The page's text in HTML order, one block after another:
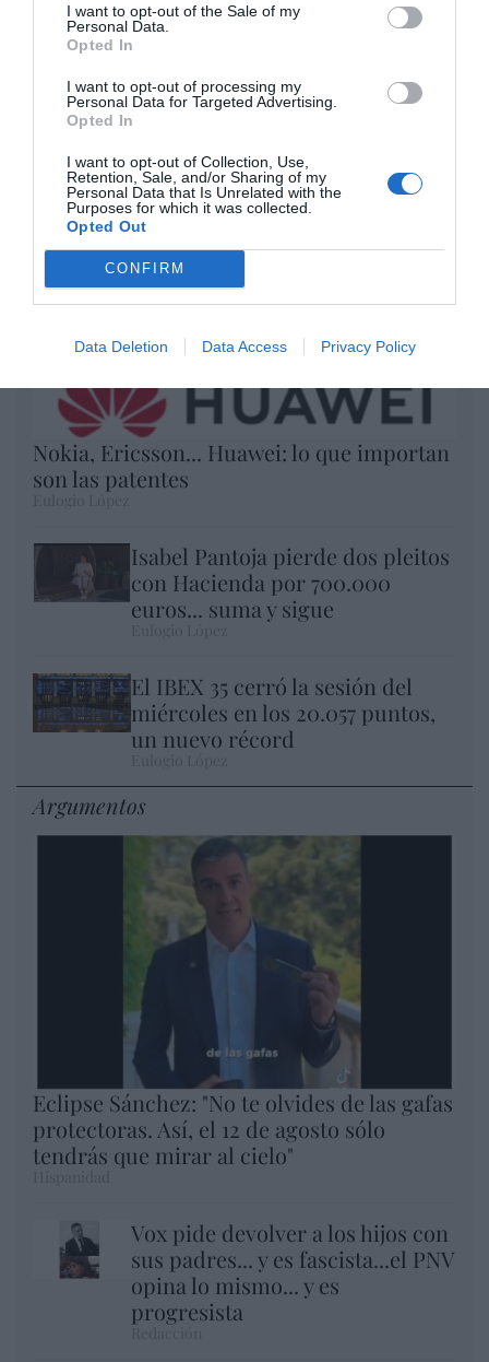
I want to opt-out of the Sale of my
Personal Data.
Opted In
I want to opt-out of processing my
Personal Data for Targeted Advertising.
Opted In
I want to opt-out of Collection, Use,
Retention, Sale, and/or Sharing of my
Personal Data that Is Unrelated with the
Purposes for which it was collected.
Opted Out
CONFIRM
Data Deletion Data Access Privacy Policy
Artículos anteriores
Opinión
Enormes minucias
por Eulogio López
Nokia, Ericsson... Huawei: lo que importan
son las patentes
Isabel Pantoja pierde dos pleitos
con Hacienda por 700.000
euros... suma y sigue
El IBEX 35 cerró la sesión del
miércoles en los 20.057 puntos,
un nuevo récord
Argumentos
Eclipse Sánchez: "No te olvides de las gafas
protectoras. Así, el 12 de agosto sólo
tendrás que mirar al cielo"
Vox pide devolver a los hijos con
sus padres... y es fascista...el PNV
opina lo mismo... y es
progresista